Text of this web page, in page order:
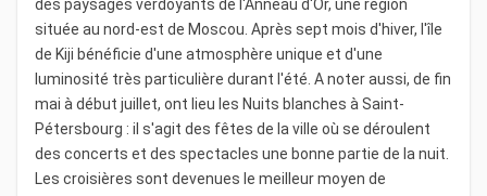
des paysages verdoyants de l'Anneau d'Or, une région
située au nord-est de Moscou. Après sept mois d'hiver, l'île
de Kiji bénéficie d'une atmosphère unique et d'une
luminosité très particulière durant l'été. A noter aussi, de fin
mai à début juillet, ont lieu les Nuits blanches à Saint-
Pétersbourg : il s'agit des fêtes de la ville où se déroulent
des concerts et des spectacles une bonne partie de la nuit.
Les croisières sont devenues le meilleur moyen de